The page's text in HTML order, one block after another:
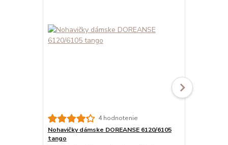
4 hodnotenie
Nohavičky dámske DOREANSE 6120/6105
tango